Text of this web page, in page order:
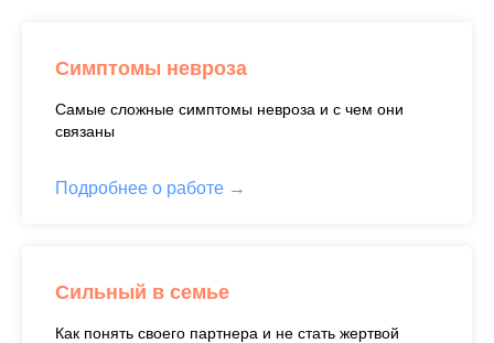
Симптомы невроза
Самые сложные симптомы невроза и с чем они
связаны
Подробнее о работе
Сильный в семье
Как понять своего партнера и не стать жертвой